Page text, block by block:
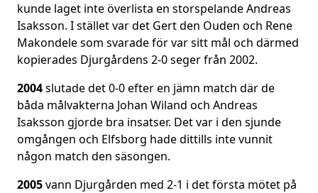
kunde laget inte överlista en storspelande Andreas
Isaksson. I stället var det Gert den Ouden och Rene
Makondele som svarade för var sitt mål och därmed
kopierades Djurgårdens 2-0 seger från 2002.
2004slutade det 0-0 efter en jämn match där de
båda målvakterna Johan Wiland och Andreas
Isaksson gjorde bra insatser. Det var i den sjunde
omgången och Elfsborg hade dittills inte vunnit
någon match den säsongen.
2005vann Djurgården med 2-1 i det första mötet på